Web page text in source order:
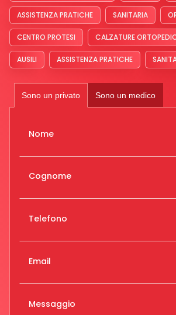
ASSISTENZA PRATICHE SANITARIA
CENTRO PROTESI CALZATURE
AUSILI ASSISTENZA PRATICHE
Sono un privato Sono un medico
Nome
Cognome
Telefono
Email
Messaggio